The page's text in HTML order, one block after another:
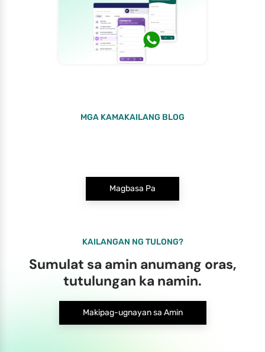
MGA KAMAKAILANG BLOG
Magbasa Pa
KAILANGAN NG TULONG?
Sumulat sa amin anumang oras,
tutulungan ka namin.
Makipag-ugnayan sa Amin